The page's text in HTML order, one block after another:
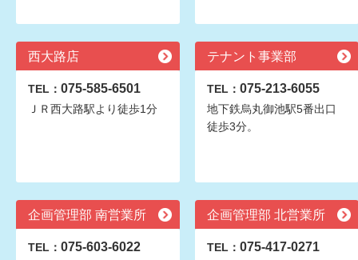
西大路店
TEL： 075-585-6501
ＪＲ西大路駅より徒歩1分
テナント事業部
TEL： 075-213-6055
地下鉄烏丸御池駅5番出口
徒歩3分。
企画管理部 南営業所
TEL： 075-603-6022
企画管理部 北営業所
TEL： 075-417-0271